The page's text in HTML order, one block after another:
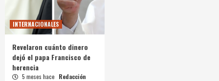
INTERNACIONALES
Revelaron cuánto dinero
dejó el papa Francisco de
herencia
5 meses hace Redacción